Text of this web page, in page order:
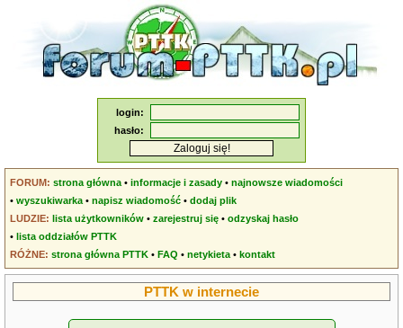
login:
hasło:
FORUM: strona główna •informacje i zasady •najnowsze wiadomości
•wyszukiwarka •napisz wiadomość •dodaj plik
LUDZIE: lista użytkowników •zarejestruj się •odzyskaj hasło
•lista oddziałów PTTK
RÓŻNE: strona główna PTTK •FAQ •netykieta •kontakt
PTTK w internecie